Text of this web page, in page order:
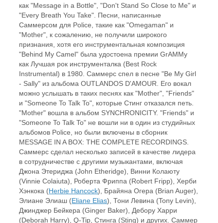
как "Message in a Bottle", "Don't Stand So Close to Me" и
"Every Breath You Take". Песни, написанные
Саммерсом для Police, такие как "Omegaman" и
"Mother", к сожалению, не получили широкого
признания, хотя его инструментальная композиция
"Behind My Camel" была удостоена премии GrAMMy
как Лучшая рок инструменталка (Best Rock
Instrumental) в 1980. Саммерс спел в песне "Be My Girl
- Sally" из альбома OUTLANDOS D'AMOUR. Его вокал
можно услышать в таких песнях как "Mother", "Friends"
и "Someone To Talk To", которые Стинг отказался петь.
"Mother" вошла в альбом SYNCHRONICITY. "Friends" и
"Someone To Talk To" не вошли ни в один из студийных
альбомов Police, но были включены в сборник
MESSAGE IN A BOX: THE COMPLETE RECORDINGS.
Саммерс сделал несколько записей в качестве лидера
в сотрудничестве с другими музыкантами, включая
Джона Этериджа (John Etheridge), Винни Колаюту
(Vinnie Colaiuta), Роберта Фриппа (Robert Fripp), Херби
Хэнкока (Herbie Hancock), Брайяна Огера (Brian Auger),
Элиане Элиаш (Eliane Elias), Тони Левина (Tony Levin),
Джинджер Бейкера (Ginger Baker), Дебору Харри
(Deborah Harry), Q-Tip, Стинга (Sting) и других. Саммер